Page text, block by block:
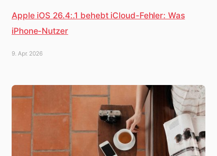
Apple iOS 26.4:.1 behebt iCloud-Fehler: Was
iPhone-Nutzer
9. Apr. 2026